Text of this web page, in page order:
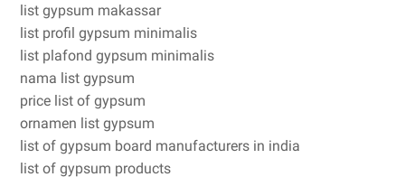
list gypsum makassar
list profil gypsum minimalis
list plafond gypsum minimalis
nama list gypsum
price list of gypsum
ornamen list gypsum
list of gypsum board manufacturers in india
list of gypsum products